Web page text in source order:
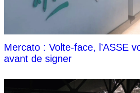
Mercato : Volte-face, l’ASSE
avant de signer